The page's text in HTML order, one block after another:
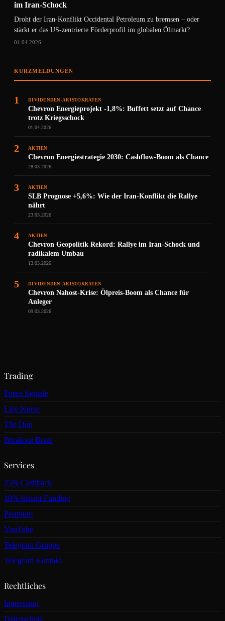
im Iran-Schock
Droht der Iran-Konflikt Occidental Petroleum zu bremsen – oder
stärkt er das US-zentrierte Förderprofil im globalen Ölmarkt?
01.04.2026
KURZMELDUNGEN
1 DIVIDENDEN-ARISTOKRATEN
Chevron Energieprojekt -1,8%: Buffett setzt auf Chance
trotz Kriegsschock
01.04.2026
2 AKTIEN
Chevron Energiestrategie 2030: Cashflow-Boom als Chance
28.03.2026
3 AKTIEN
SLB Prognose +5,6%: Wie der Iran-Konflikt die Rallye
nährt
23.03.2026
4 AKTIEN
Chevron Geopolitik Rekord: Rallye im Iran-Schock und
radikalem Umbau
13.03.2026
5 DIVIDENDEN-ARISTOKRATEN
Chevron Nahost-Krise: Ölpreis-Boom als Chance für
Anleger
09.03.2026
Trading
Forex Signale
Live Kurse
The Don
Breakout Brain
Services
25% Cashback
10% Instant Funding
Premium
YouTube
Telegram Gruppe
Telegram Kontakt
Rechtliches
Impressum
Datenschutz